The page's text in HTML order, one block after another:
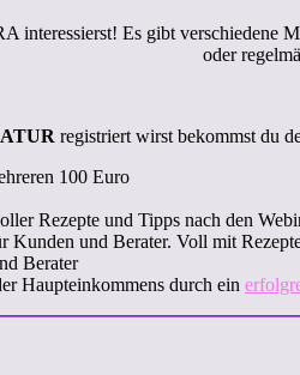
interessierst! Es gibt
oder
registriert wirst bekommst du
100 Euro
Rezepte und Tipps nach den
Kunden und Berater. Voll mit
Berater
Haupteinkommens durch ein